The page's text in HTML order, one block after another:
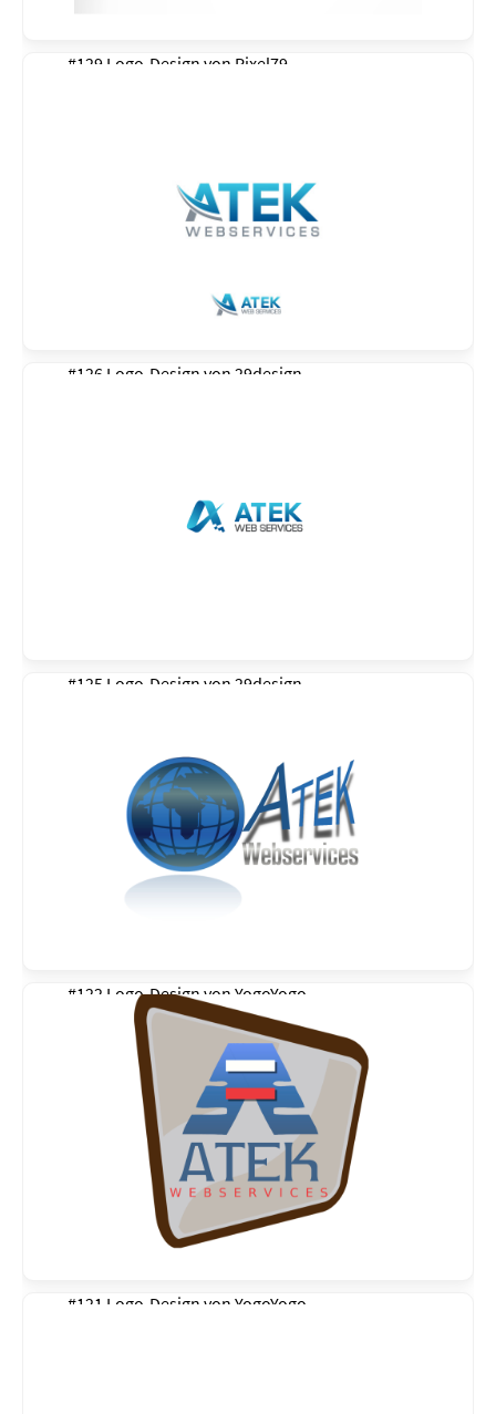
#129 Logo-Design von Pixel79
#126 Logo-Design von 29design
#125 Logo-Design von 29design
#122 Logo-Design von YogoYogo
#121 Logo-Design von YogoYogo